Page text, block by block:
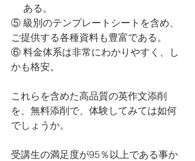
     ある。
⑤ 級別のテンプレートシートを含め、
ご提供する各種資料も豊富である。
⑥ 料金体系は非常にわかりやすく、し
かも格安。
これらを含めた高品質の英作文添削
を、無料添削で、体験してみては如何
でしょうか。
受講生の満足度が95％以上である事か